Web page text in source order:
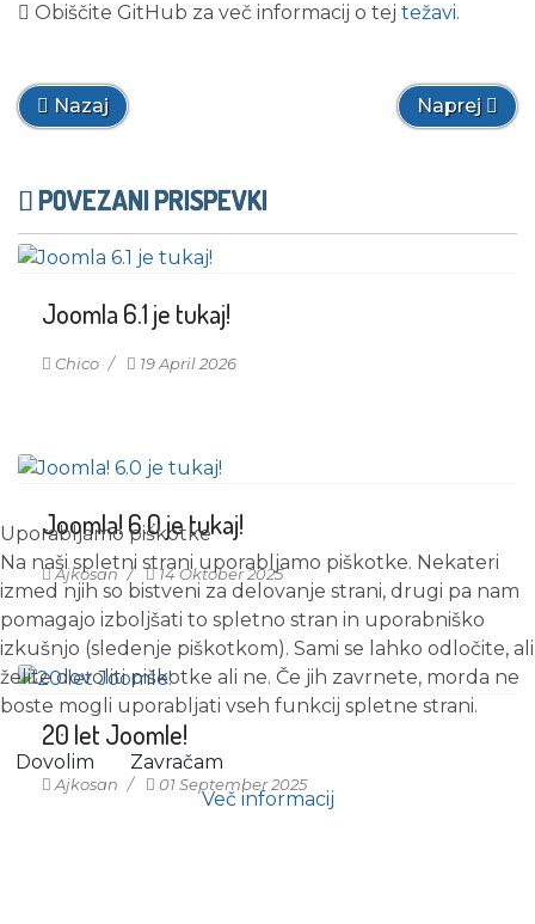
Obiščite GitHub za več informacij o tej težavi.
Prejšnji prispevek: Joomla! 3.8.11
Nazaj Naslednji
Naprej
POVEZANI PRISPEVKI
Joomla 6.1 je tukaj!
Chico 19 April 2026
Joomla! 6.0 je tukaj!
Ajkosan 14 Oktober 2025
20 let Joomle!
Ajkosan 01 September 2025
Uporabljamo piškotke
Na naši spletni strani uporabljamo piškotke. Nekateri
izmed njih so bistveni za delovanje strani, drugi pa nam
pomagajo izboljšati to spletno stran in uporabniško
izkušnjo (sledenje piškotkom). Sami se lahko odločite, ali
želite dovoliti piškotke ali ne. Če jih zavrnete, morda ne
boste mogli uporabljati vseh funkcij spletne strani.
Dovolim
Zavračam
Več informacij